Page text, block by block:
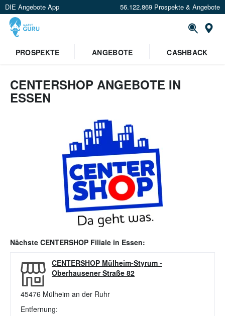
DIE Angebote App 56.122.869 Prospekte & Angebote
PROSPEKTE
ANGEBOTE CASHBACK
CENTERSHOP ANGEBOTE IN
ESSEN
Nächste CENTERSHOP Filiale in Essen:
CENTERSHOP Mülheim-Styrum -
Oberhausener Straße 82
45476 Mülheim an der Ruhr
Entfernung: